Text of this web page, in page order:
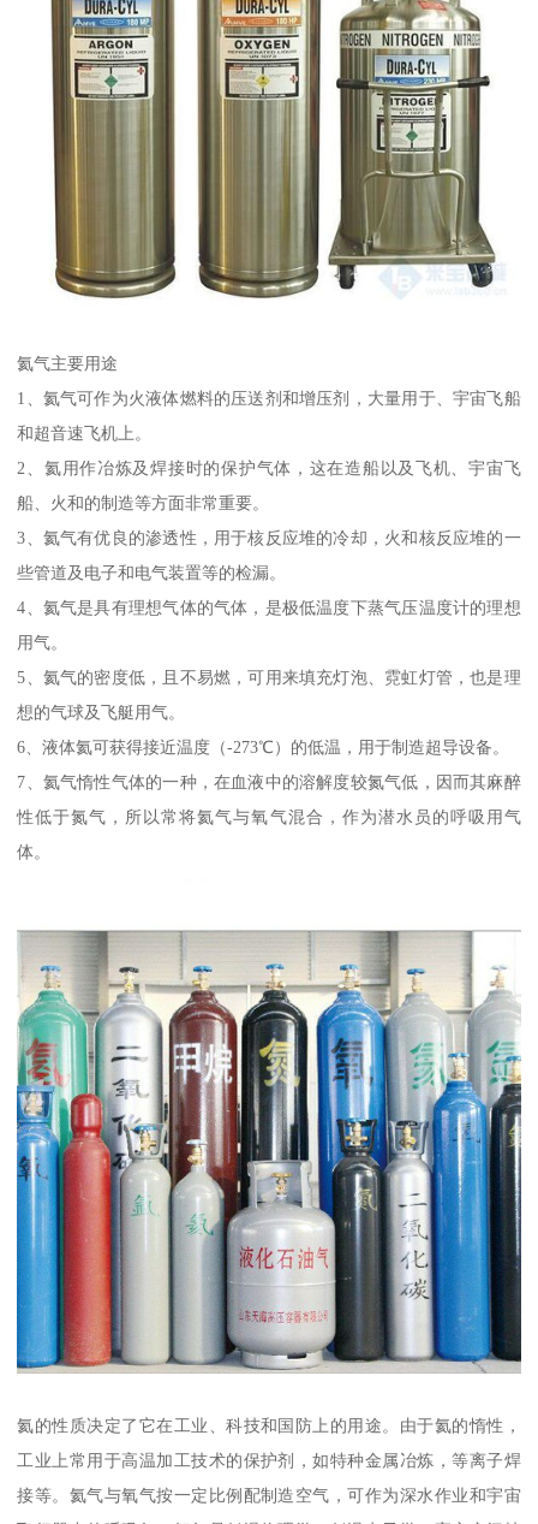
氦气主要用途
1、氦气可作为火液体燃料的压送剂和增压剂，大量用于、宇宙飞船
和超音速飞机上。
2、氦用作冶炼及焊接时的保护气体，这在造船以及飞机、宇宙飞
船、火和的制造等方面非常重要。
3、氦气有优良的渗透性，用于核反应堆的冷却，火和核反应堆的一
些管道及电子和电气装置等的检漏。
4、氦气是具有理想气体的气体，是极低温度下蒸气压温度计的理想
用气。
5、氦气的密度低，且不易燃，可用来填充灯泡、霓虹灯管，也是理
想的气球及飞艇用气。
6、液体氦可获得接近温度（-273℃）的低温，用于制造超导设备。
7、氦气惰性气体的一种，在血液中的溶解度较氮气低，因而其麻醉
性低于氮气，所以常将氦气与氧气混合，作为潜水员的呼吸用气
体。
氦的性质决定了它在工业、科技和国防上的用途。由于氦的惰性，
工业上常用于高温加工技术的保护剂，如特种金属冶炼，等离子焊
接等。氦气与氧气按一定比例配制造空气，可作为深水作业和宇宙